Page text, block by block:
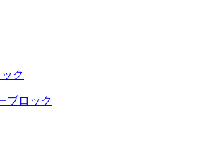
ク
ブロック